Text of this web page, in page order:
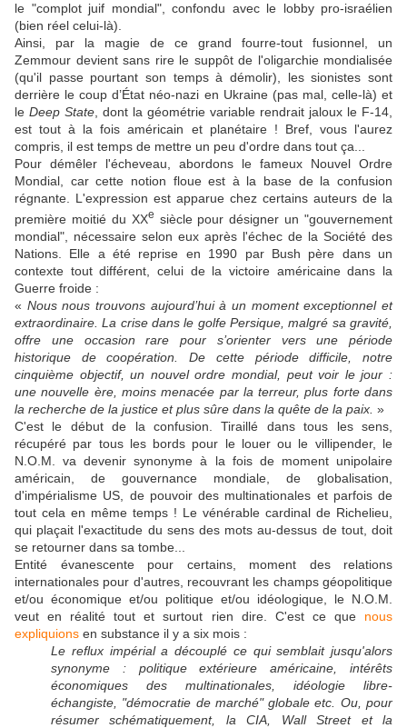
le "complot juif mondial", confondu avec le lobby pro-israélien
(bien réel celui-là).
Ainsi, par la magie de ce grand fourre-tout fusionnel, un
Zemmour devient sans rire le suppôt de l'oligarchie mondialisée
(qu'il passe pourtant son temps à démolir), les sionistes sont
derrière le coup d’État néo-nazi en Ukraine (pas mal, celle-là) et
le Deep State , dont la géométrie variable rendrait jaloux le F-14,
est tout à la fois américain et planétaire ! Bref, vous l'aurez
compris, il est temps de mettre un peu d'ordre dans tout ça...
Pour démêler l'écheveau, abordons le fameux Nouvel Ordre
Mondial, car cette notion floue est à la base de la confusion
régnante. L'expression est apparue chez certains auteurs de la
première moitié du XXe siècle pour désigner un "gouvernement
mondial", nécessaire selon eux après l'échec de la Société des
Nations. Elle a été reprise en 1990 par Bush père dans un
contexte tout différent, celui de la victoire américaine dans la
Guerre froide :
« Nous nous trouvons aujourd’hui à un moment exceptionnel et
extraordinaire. La crise dans le golfe Persique, malgré sa gravité,
offre une occasion rare pour s’orienter vers une période
historique de coopération. De cette période difficile, notre
cinquième objectif, un nouvel ordre mondial, peut voir le jour :
une nouvelle ère, moins menacée par la terreur, plus forte dans
la recherche de la justice et plus sûre dans la quête de la paix. »
C'est le début de la confusion. Tiraillé dans tous les sens,
récupéré par tous les bords pour le louer ou le villipender, le
N.O.M. va devenir synonyme à la fois de moment unipolaire
américain, de gouvernance mondiale, de globalisation,
d'impérialisme US, de pouvoir des multinationales et parfois de
tout cela en même temps ! Le vénérable cardinal de Richelieu,
qui plaçait l'exactitude du sens des mots au-dessus de tout, doit
se retourner dans sa tombe...
Entité évanescente pour certains, moment des relations
internationales pour d'autres, recouvrant les champs géopolitique
et/ou économique et/ou politique et/ou idéologique, le N.O.M.
veut en réalité tout et surtout rien dire. C'est ce que nous
expliquions en substance il y a six mois :
Le reflux impérial a découplé ce qui semblait jusqu'alors
synonyme : politique extérieure américaine, intérêts
économiques des multinationales, idéologie libre-
échangiste, "démocratie de marché" globale etc. Ou, pour
résumer schématiquement, la CIA, Wall Street et la